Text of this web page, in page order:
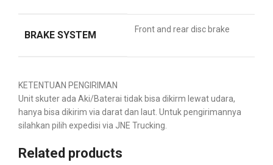
BRAKE SYSTEM Front and rear disc brake
KETENTUAN PENGIRIMAN
Unit skuter ada Aki/Baterai tidak bisa dikirm lewat udara,
hanya bisa dikirim via darat dan laut. Untuk pengirimannya
silahkan pilih expedisi via JNE Trucking.
Related products